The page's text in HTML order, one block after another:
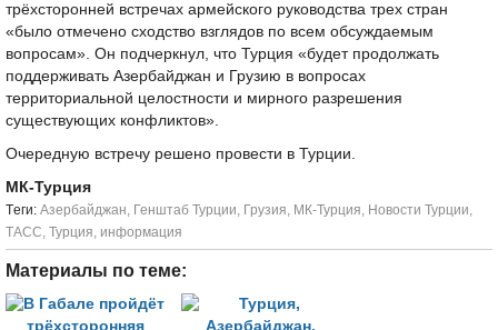
трёхсторонней встречах армейского руководства трех стран
«было отмечено сходство взглядов по всем обсуждаемым
вопросам». Он подчеркнул, что Турция «будет продолжать
поддерживать Азербайджан и Грузию в вопросах
территориальной целостности и мирного разрешения
существующих конфликтов».
Очередную встречу решено провести в Турции.
МК-Турция
Tеги: Азербайджан, Генштаб Турции, Грузия, МК-Турция, Новости Турции,
ТАСС, Турция, информация
Материалы по теме: